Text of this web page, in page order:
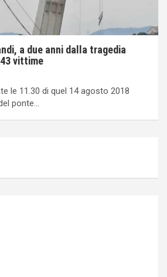
a due anni dalla tragedia
vittime
le 11.30 di quel 14 agosto 2018
ponte…